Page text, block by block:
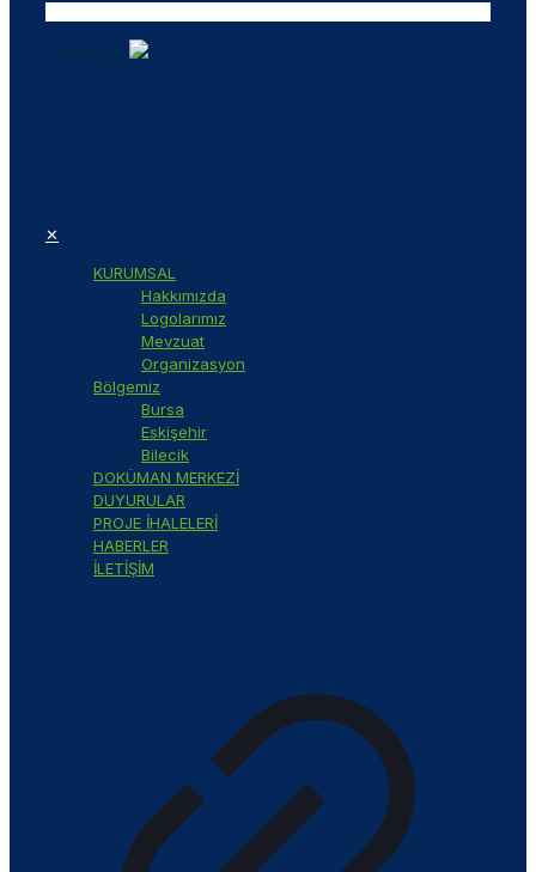
✕
KURUMSAL
Hakkımızda
Logolarımız
Mevzuat
Organizasyon
Bölgemiz
Bursa
Eskişehir
Bilecik
DOKÜMAN MERKEZİ
DUYURULAR
PROJE İHALELERİ
HABERLER
İLETİŞİM